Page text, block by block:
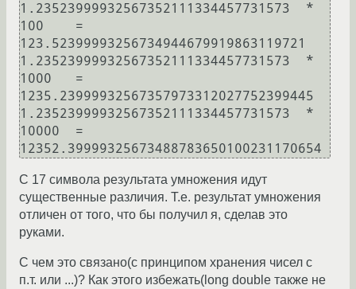
1.23523999932567352111334457731573  *
100    =
123.52399993256734944679919863119721
1.23523999932567352111334457731573  *
1000   =
1235.23999932567357973312027752399445
1.23523999932567352111334457731573  *
10000  =
С 17 символа результата умножения идут
существенные различия. Т.е. результат умножения
отличен от того, что бы получил я, сделав это
руками.
С чем это связано(с принципом хранения чисел с
п.т. или ...)? Как этого избежать(long double также не